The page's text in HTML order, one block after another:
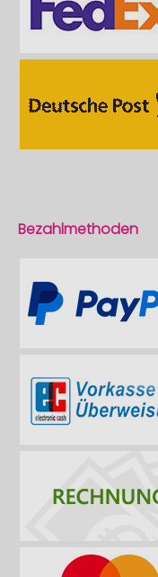
Bezahlmethoden